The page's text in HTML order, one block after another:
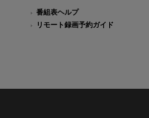
番組表ヘルプ
リモート録画予約ガイド